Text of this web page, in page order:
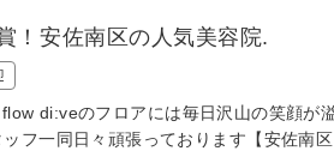
！安佐南区の人気美容院.
di:veのフロアには毎日沢山の笑顔が
フ一同日々頑張っております【安佐南